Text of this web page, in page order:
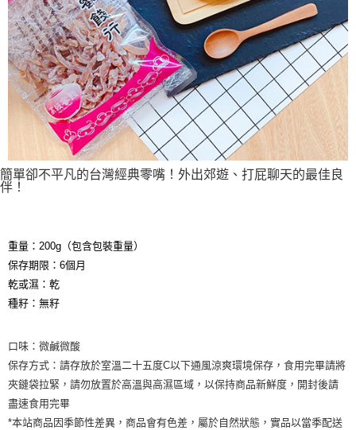
簡單卻不平凡的台灣經典零嘴！外出郊遊、打屁聊天的最佳良
伴！
重量：200g（包含包裝重量）
保存期限：6個月
乾或濕：乾
種籽：無籽
口味：微鹹微酸
保存方式：請存放於室溫二十五度C以下通風涼爽環境保存，食用完畢請將
夾鏈袋拉緊，請勿放置於高溫與高濕區域，以保持商品新鮮度，開封後請
盡速食用完畢
*本站商品因季節性差異，商品會有色差，屬於自然狀態，實品以當季配送